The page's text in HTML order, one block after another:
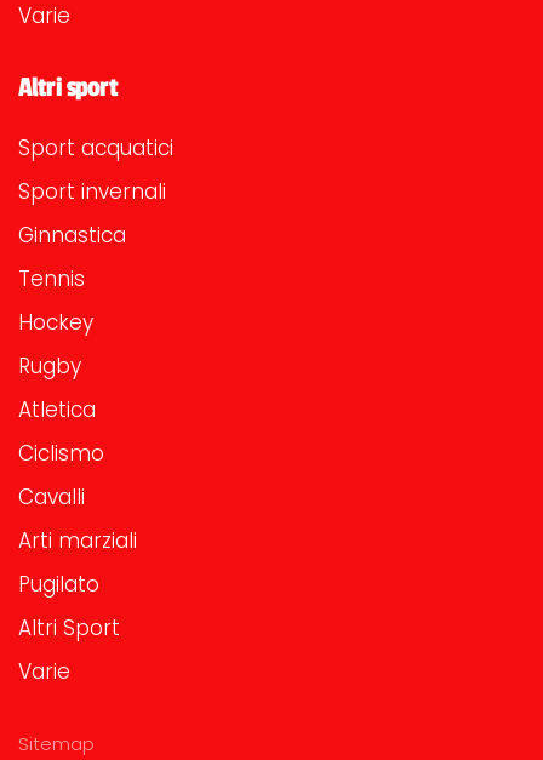
Varie
Altri sport
Sport acquatici
Sport invernali
Ginnastica
Tennis
Hockey
Rugby
Atletica
Ciclismo
Cavalli
Arti marziali
Pugilato
Altri Sport
Varie
Sitemap